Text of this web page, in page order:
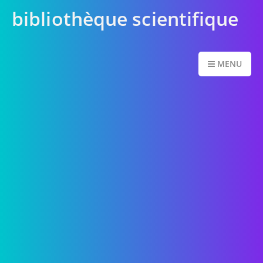
bibliothèque scientifique
MENU